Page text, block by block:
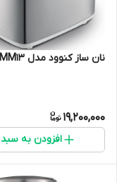
نان ساز کنوود مدل BMM13
19,200,000
افزودن به سبد